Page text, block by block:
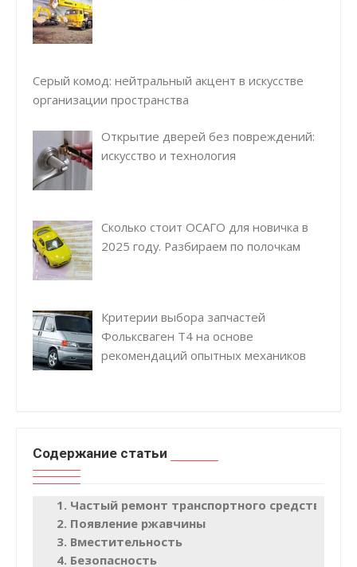
Серый комод: нейтральный акцент в искусстве
организации пространства
Открытие дверей без повреждений:
искусство и технология
Сколько стоит ОСАГО для новичка в
2025 году. Разбираем по полочкам
Критерии выбора запчастей
Фольксваген Т4 на основе
рекомендаций опытных механиков
Содержание статьи
Частый ремонт транспортного средства
Появление ржавчины
Вместительность
Безопасность